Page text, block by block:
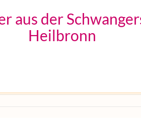
aus der
Heilbronn